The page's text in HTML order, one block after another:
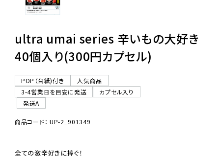
ultra umai series 辛いもの大好き
40個入り(300円カプセル)
POP（台紙)付き
人気商品
3-4営業日を目安に発送
カプセル入り
発送A
商品コード： UP-2_901349
全ての激辛好きに捧ぐ！